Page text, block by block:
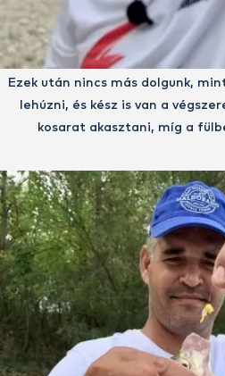
Ezek után nincs más dolgunk,
lehúzni, és kész is van a
kosarat akasztani, míg a